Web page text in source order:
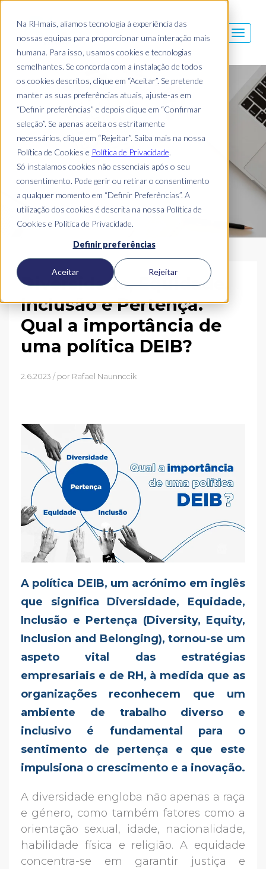
Na RHmais, aliamos tecnologia à experiência das
nossas equipas para proporcionar uma interação mais
humana. Para isso, usamos cookies e tecnologias
semelhantes. Se concorda com a instalação de todos
os cookies descritos, clique em “Aceitar”. Se pretende
manter as suas preferências atuais, ajuste-as em
“Definir preferências” e depois clique em “Confirmar
seleção”. Se apenas aceita os estritamente
necessários, clique em “Rejeitar”. Saiba mais na nossa
Política de Cookies e Política de Privacidade.
Só instalamos cookies não essenciais após o seu
consentimento. Pode gerir ou retirar o consentimento
a qualquer momento em “Definir Preferências”. A
utilização dos cookies é descrita na nossa Política de
Cookies e Política de Privacidade.
Definir preferências
Aceitar Rejeitar
Blog Mais
Diversidade, Equidade,
Inclusão e Pertença.
Qual a importância de
uma política DEIB?
2.6.2023 / por Rafael Naunnccik
A política DEIB, um acrónimo em inglês
que significa Diversidade, Equidade,
Inclusão e Pertença (Diversity, Equity,
Inclusion and Belonging), tornou-se um
aspeto vital das estratégias
empresariais e de RH, à medida que as
organizações reconhecem que um
ambiente de trabalho diverso e
inclusivo é fundamental para o
sentimento de pertença e que este
impulsiona o crescimento e a inovação.
A diversidade engloba não apenas a raça
e género, como também fatores como a
orientação sexual, idade, nacionalidade,
habilidade física e religião. A equidade
concentra-se em garantir justiça e